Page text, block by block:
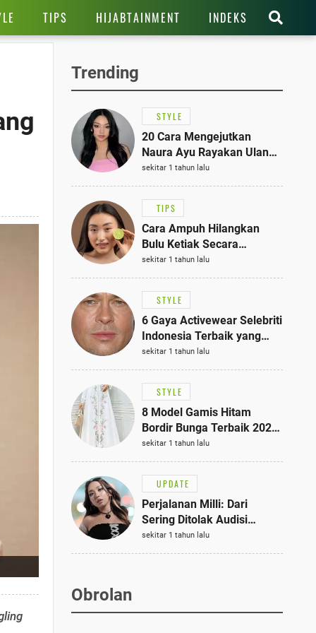
TIPS HIJABTAINMENT INDEKS
Trending
STYLE
20 Cara Mengejutkan
Naura Ayu Rayakan Ulang
Tahun di Panti Asuhan,
Terlihat Anggun dengan
Kaftan Cokelat
sekitar 1 tahun lalu
TIPS
Cara Ampuh Hilangkan
Bulu Ketiak Secara
Permanen dalam 5
Langkah Sederhana
sekitar 1 tahun lalu
STYLE
6 Gaya Activewear Selebriti
Indonesia Terbaik yang
Bisa Jadi Inspirasi
Fashionmu
sekitar 1 tahun lalu
STYLE
8 Model Gamis Hitam
Bordir Bunga Terbaik 2025,
Stylish untuk Hangout
hingga Acara Semi-Formal
sekitar 1 tahun lalu
UPDATE
Perjalanan Milli: Dari
Sering Ditolak Audisi
hingga Menjadi Rapper Top
10 Thailand
sekitar 1 tahun lalu
Obrolan